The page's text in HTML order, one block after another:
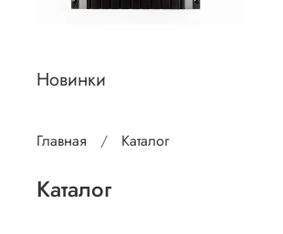
Новинки
Главная Каталог
Каталог